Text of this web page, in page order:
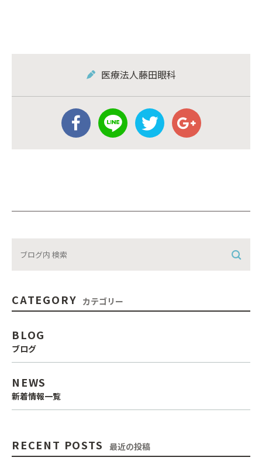
医療法人藤田眼科
CATEGORY カテゴリー
BLOG
ブログ
NEWS
新着情報一覧
RECENT POSTS 最近の投稿